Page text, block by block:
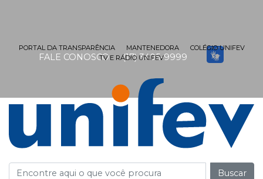
FALE CONOSCO (17) 3405-9999
PORTAL DA TRANSPARÊNCIA MANTENEDORA
COLÉGIO UNIFEV
TV E RÁDIO UNIFEV
Buscar